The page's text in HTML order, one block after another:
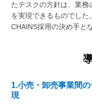
たテスクの方針は、業
を実現できるものでした
CHAINS採用の決め手と
1.小売・卸売事業間
現